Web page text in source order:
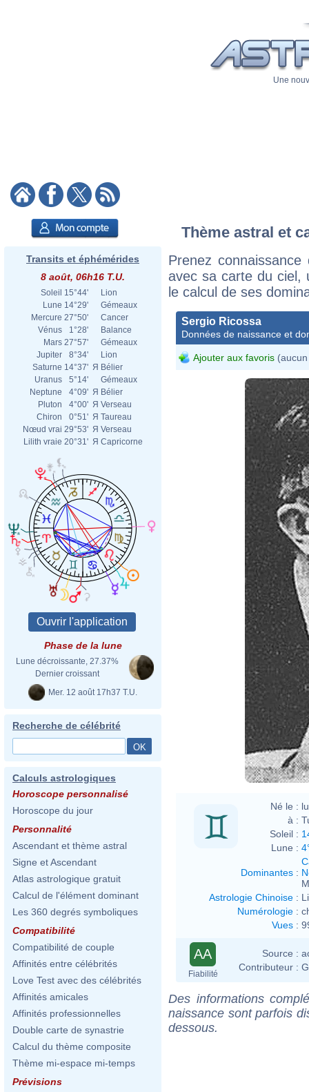
Une
Transits et éphémérides
8 août, 06h16 T.U.
Soleil 15°44'
Lion
Lune 14°29'
Gémeaux
Mercure 27°50'
Cancer
Vénus
1°28'
Balance
Mars 27°57'
Gémeaux
Jupiter
8°34'
Lion
Saturne 14°37' Я Bélier
Uranus
5°14'
Gémeaux
Neptune
4°09' Я Bélier
Pluton
4°00' Я Verseau
Chiron
0°51' Я Taureau
Nœud vrai 29°53' Я Verseau
Lilith vraie 20°31' Я Capricorne
Phase de la lune
Lune décroissante, 27.37%
Dernier croissant
Mer. 12 août 17h37 T.U.
Recherche de célébrité
Calculs astrologiques
Horoscope personnalisé
Horoscope du jour
Personnalité
Ascendant et thème astral
Signe et Ascendant
Atlas astrologique gratuit
Calcul de l'élément dominant
Les 360 degrés symboliques
Compatibilité
Compatibilité de couple
Affinités entre célébrités
Love Test avec des célébrités
Affinités amicales
Affinités professionnelles
Double carte de synastrie
Calcul du thème composite
Thème mi-espace mi-temps
Prévisions
Thème astral et
Prenez
avec sa carte du ciel,
le calcul de ses
Sergio Ricossa
Données de naissance et
Ajouter aux favoris
Né le :
à :
Soleil :
Lune :
Dominantes :
Astrologie Chinoise :
Numérologie :
Vues :
AA
Fiabilité
Source :
Contributeur :
Des informations
naissance sont parfois
dessous.